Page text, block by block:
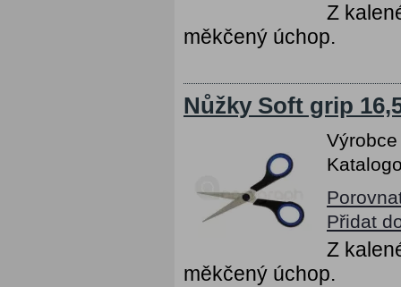
Z
měkčený úchop.
Nůžky Soft grip
Přidat
Z
měkčený úchop.